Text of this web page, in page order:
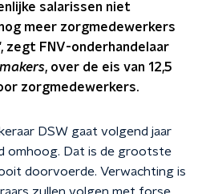
salarissen niet
meer zorgmedewerkers
zegt FNV-onderhandelaar
, over de eis van 12,5
zorgmedewerkers.
DSW gaat volgend jaar
omhoog. Dat is de grootste
doorvoerde. Verwachting is